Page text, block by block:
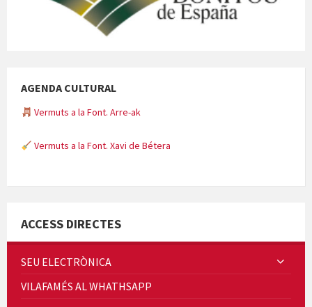
AGENDA CULTURAL
Vermuts a la Font. Arre-ak
Vermuts a la Font. Xavi de Bétera
Quintà Culroja
ACCESS DIRECTES
SEU ELECTRÒNICA
VILAFAMÉS AL WHATHSAPP